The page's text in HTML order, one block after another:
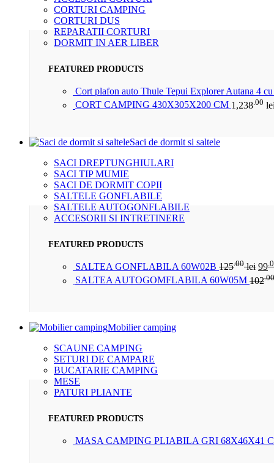
CORTURI CAMPING
CORTURI DUS
REPARATII CORTURI
DORMIT IN AER LIBER
FEATURED PRODUCTS
Cort plafon auto Thule Tepui Explorer Autana 4
CORT CAMPING 430X305X200 CM 1,238 .00
Saci de dormit si saltele
SACI DREPTUNGHIULARI
SACI TIP MUMIE
SACI DE DORMIT COPII
SALTELE GONFLABILE
SALTELE AUTOGONFLABILE
ACCESORII SI INTRETINERE
FEATURED PRODUCTS
SALTEA GONFLABILA 60W02B 125.00 lei 99
SALTEA AUTOGOMFLABILA 60W05M 102.00
Mobilier camping
SCAUNE CAMPING
SETURI DE CAMPARE
BUCATARIE CAMPING
MESE
PATURI PLIANTE
FEATURED PRODUCTS
MASA CAMPING PLIABILA GRI 68X46X41